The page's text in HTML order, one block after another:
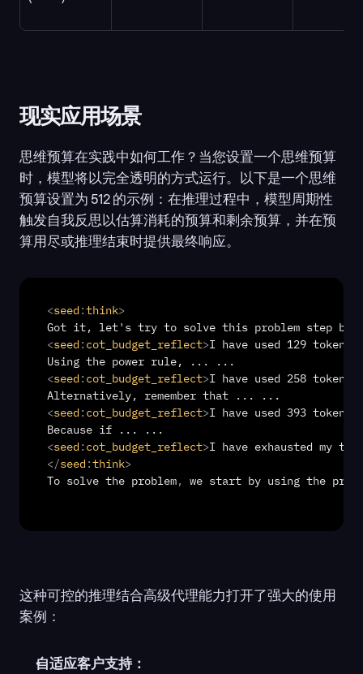
现实应用场景
思维预算在实践中如何工作？当您设置一个思维预算
时，模型将以完全透明的方式运行。以下是一个思维
预算设置为 512 的示例：在推理过程中，模型周期性
触发自我反思以估算消耗的预算和剩余预算，并在预
算用尽或推理结束时提供最终响应。
<seed :think>
<seed : cot_budget_reflect>I have used 129
<seed : cot_budget_reflect>I have used 258
<seed : cot_budget_reflect>I have used 393
<seed : cot_budget_reflect>I have exhausted my
</seed :think>
To solve the problem, we start by using the
这种可控的推理结合高级代理能力打开了强大的使用
案例：
自适应客户支持：